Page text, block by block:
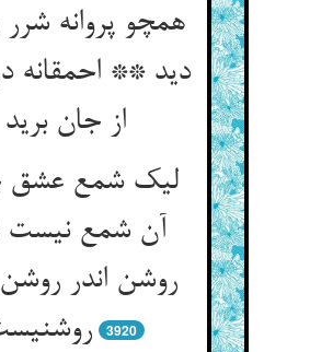
همچو پروانه شرر
دید ** احمقانه
از جان برید
لیک شمع عشق
آن شمع
روشن اندر روشن
3920